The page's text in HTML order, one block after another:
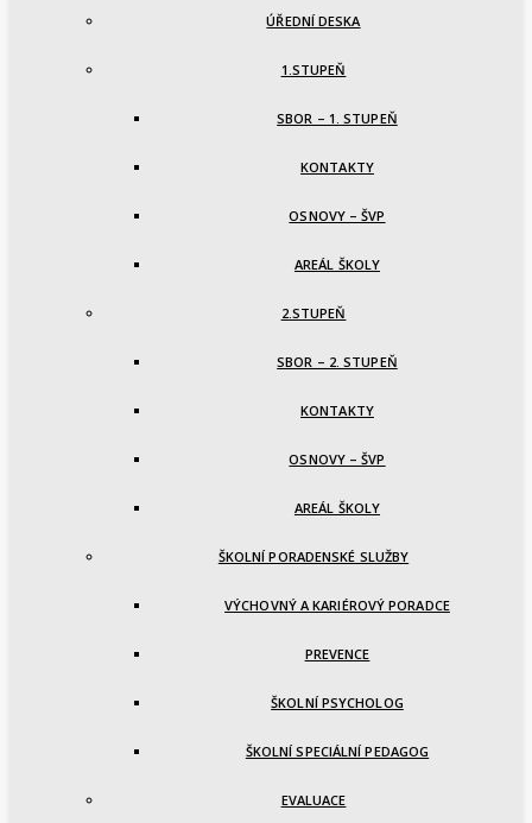
ÚŘEDNÍ DESKA
1.STUPEŇ
SBOR – 1. STUPEŇ
KONTAKTY
OSNOVY – ŠVP
AREÁL ŠKOLY
2.STUPEŇ
SBOR – 2. STUPEŇ
KONTAKTY
OSNOVY – ŠVP
AREÁL ŠKOLY
ŠKOLNÍ PORADENSKÉ SLUŽBY
VÝCHOVNÝ A KARIÉROVÝ PORADCE
PREVENCE
ŠKOLNÍ PSYCHOLOG
ŠKOLNÍ SPECIÁLNÍ PEDAGOG
EVALUACE